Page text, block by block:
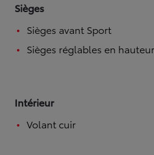
Sièges
Sièges avant Sport
Sièges réglables en hauteur
Intérieur
Volant cuir